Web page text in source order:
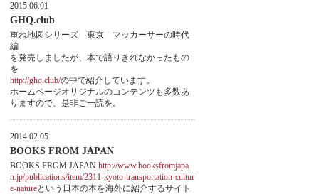
2015.06.01
GHQ.club
重ね地図シリーズ 東京 マッカーサーの時代
編
を発売しましたが、本で語りきれなかったもの
を
http://ghq.club/の中で紹介しています。
ホームページオリジナルのコンテンツも多数あ
りますので、是非ご一読を。
2014.02.05
BOOKS FROM JAPAN
BOOKS FROM JAPAN http://www.booksfromjapa
n.jp/publications/item/2311-kyoto-transportation-cultur
e-natureという日本の本を海外に紹介するサイト